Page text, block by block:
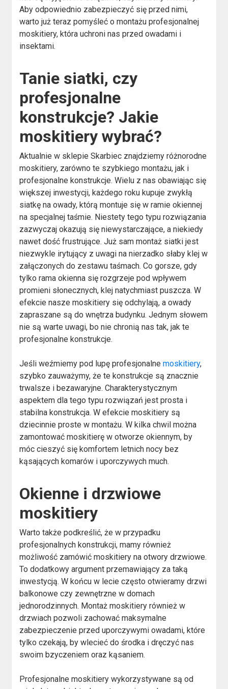
Aby odpowiednio zabezpieczyć się przed nimi,
warto już teraz pomyśleć o montażu profesjonalnej
moskitiery, która uchroni nas przed owadami i
insektami.
Tanie siatki, czy
profesjonalne
konstrukcje? Jakie
moskitiery wybrać?
Aktualnie w sklepie Skarbiec znajdziemy różnorodne
moskitiery, zarówno te szybkiego montażu, jak i
profesjonalne konstrukcje. Wielu z nas obawiając się
większej inwestycji, każdego roku kupuje zwykłą
siatkę na owady, którą montuje się w ramie okiennej
na specjalnej taśmie. Niestety tego typu rozwiązania
zazwyczaj okazują się niewystarczające, a niekiedy
nawet dość frustrujące. Już sam montaż siatki jest
niezwykle irytujący z uwagi na nierzadko słaby klej w
załączonych do zestawu taśmach. Co gorsze, gdy
tylko rama okienna się rozgrzeje pod wpływem
promieni słonecznych, klej natychmiast puszcza. W
efekcie nasze moskitiery się odchylają, a owady
zapraszane są do wnętrza budynku. Jednym słowem
nie są warte uwagi, bo nie chronią nas tak, jak te
profesjonalne konstrukcje.
Jeśli weźmiemy pod lupę profesjonalnemoskitiery,
szybko zauważymy, że te konstrukcje są znacznie
trwalsze i bezawaryjne. Charakterystycznym
aspektem dla tego typu rozwiązań jest prosta i
stabilna konstrukcja. W efekcie moskitiery są
dziecinnie proste w montażu. W kilka chwil można
zamontować moskitierę w otworze okiennym, by
móc cieszyć się komfortem letnich nocy bez
kąsających komarów i uporczywych much.
Okienne i drzwiowe
moskitiery
Warto także podkreślić, że w przypadku
profesjonalnych konstrukcji, mamy również
możliwość zamówić moskitiery na otwory drzwiowe.
To dodatkowy argument przemawiający za taką
inwestycją. W końcu w lecie często otwieramy drzwi
balkonowe czy zewnętrzne w domach
jednorodzinnych. Montaż moskitiery również w
drzwiach pozwoli zachować maksymalne
zabezpieczenie przed uporczywymi owadami, które
tylko czekają, by wlecieć do środka i dręczyć nas
swoim bzyczeniem oraz kąsaniem.
Profesjonalne moskitiery wykorzystywane są od